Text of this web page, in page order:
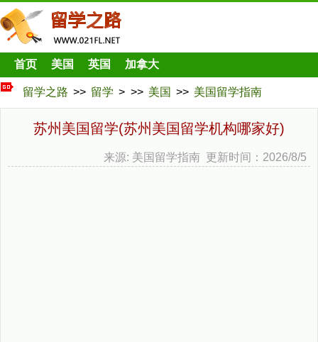
首页 美国 英国 加拿大
留学之路 >> 留学 > >> 美国 >> 美国留学指南
苏州美国留学(苏州美国留学机构哪家好)
来源: 美国留学指南 更新时间：2026/8/5